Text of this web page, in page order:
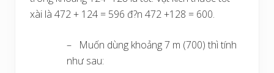
xài là 472 + 124 = 596 đ?n 472 +128 = 600.
– Muốn dùng khoảng 7 m (700) thì tính
như sau: